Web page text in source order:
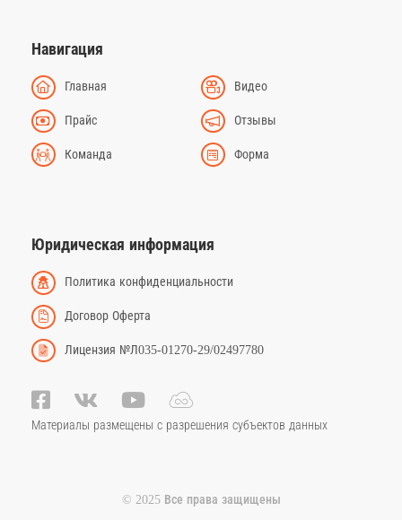
Навигация
Главная Видео
Прайс Отзывы
Команда Форма
Юридическая информация
Политика конфиденциальности
Договор Оферта
Лицензия №Л035-01270-29/02497780
Материалы размещены с разрешения субъектов данных
© 2025 Все права защищены